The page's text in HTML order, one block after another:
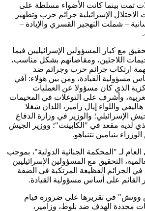
تمت بينما كانت الأضواء مسلطة على
الإسرائيلية جرائم حرب وتطهير
– شملت التهجير القسري والإبادة –
مع كبار المسؤولين الإسرائيليين فيما
اللاجئين، ومقاضاتهم بشكل مناسب،
ارتكاب جرائم حرب وجرائم ضد
مسؤولية القيادة، ومن بين هؤلاء: آفي
الذي كان مسؤولا عن العمليات
وأشرف على التوغلات في المخيمات
واللواء إيال زامير، اللذان شغلا
الإسرائيلي؛ والوزير في وزارة الدفاع
لديه مقعد في "الكابينت"؛ ووزير الجيش
بنيامين نتنياهو.
لـ "المحكمة الجنائية الدولية"، بموجب
التحقيق مع المسؤولين الإسرائيليين
الجرائم الفظيعة المرتكبة في الضفة
القائم على أساس مسؤولية القيادة.
في تقريرها على ضرورة قيام
محددة الهدف ضد بلوط، وزامير،